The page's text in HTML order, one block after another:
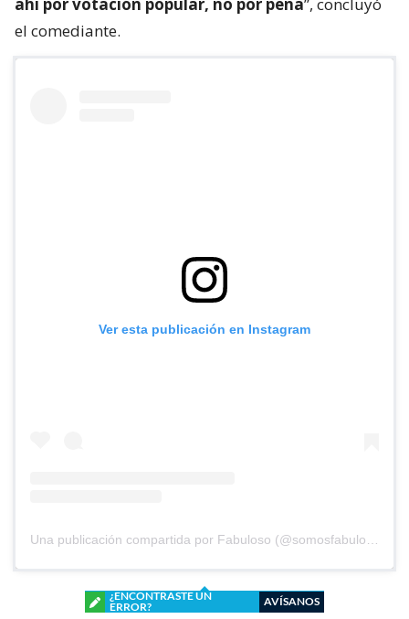
ahí por votación popular, no por pena”, concluyó
el comediante.
Ver esta publicación en Instagram
Una publicación compartida por Fabuloso (@somosfabuloso)
¿ENCONTRASTE UN
ERROR?
AVÍSANOS